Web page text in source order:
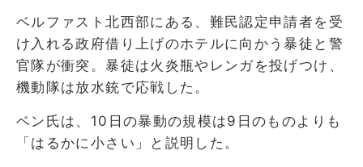
ベルファスト北西部にある、難民認定申請者を受
け入れる政府借り上げのホテルに向かう暴徒と警
官隊が衝突。暴徒は火炎瓶やレンガを投げつけ、
機動隊は放水銃で応戦した。
ベン氏は、10日の暴動の規模は9日のものよりも
「はるかに小さい」と説明した。